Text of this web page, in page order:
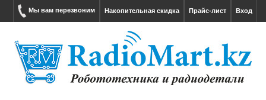
Вход
Прайс-лист
Накопительная скидка
Мы вам перезвоним